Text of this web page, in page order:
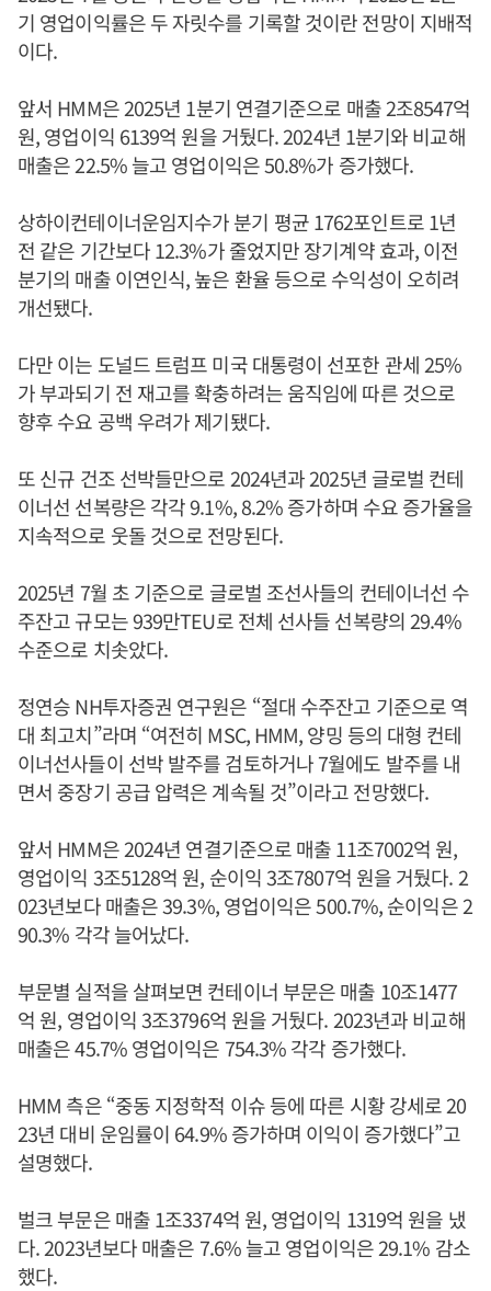
기 영업이익률은 두 자릿수를 기록할 것이란 전망이 지배적
이다.
앞서 HMM은 2025년 1분기 연결기준으로 매출 2조8547억
원, 영업이익 6139억 원을 거뒀다. 2024년 1분기와 비교해
매출은 22.5% 늘고 영업이익은 50.8%가 증가했다.
상하이컨테이너운임지수가 분기 평균 1762포인트로 1년
전 같은 기간보다 12.3%가 줄었지만 장기계약 효과, 이전
분기의 매출 이연인식, 높은 환율 등으로 수익성이 오히려
개선됐다.
다만 이는 도널드 트럼프 미국 대통령이 선포한 관세 25%
가 부과되기 전 재고를 확충하려는 움직임에 따른 것으로
향후 수요 공백 우려가 제기됐다.
또 신규 건조 선박들만으로 2024년과 2025년 글로벌 컨테
이너선 선복량은 각각 9.1%, 8.2% 증가하며 수요 증가율을
지속적으로 웃돌 것으로 전망된다.
2025년 7월 초 기준으로 글로벌 조선사들의 컨테이너선 수
주잔고 규모는 939만TEU로 전체 선사들 선복량의 29.4%
수준으로 치솟았다.
정연승 NH투자증권 연구원은 “절대 수주잔고 기준으로 역
대 최고치”라며 “여전히 MSC, HMM, 양밍 등의 대형 컨테
이너선사들이 선박 발주를 검토하거나 7월에도 발주를 내
면서 중장기 공급 압력은 계속될 것”이라고 전망했다.
앞서 HMM은 2024년 연결기준으로 매출 11조7002억 원,
영업이익 3조5128억 원, 순이익 3조7807억 원을 거뒀다. 2
023년보다 매출은 39.3%, 영업이익은 500.7%, 순이익은 2
90.3% 각각 늘어났다.
부문별 실적을 살펴보면 컨테이너 부문은 매출 10조1477
억 원, 영업이익 3조3796억 원을 거뒀다. 2023년과 비교해
매출은 45.7% 영업이익은 754.3% 각각 증가했다.
HMM 측은 “중동 지정학적 이슈 등에 따른 시황 강세로 20
23년 대비 운임률이 64.9% 증가하며 이익이 증가했다”고
설명했다.
벌크 부문은 매출 1조3374억 원, 영업이익 1319억 원을 냈
다. 2023년보다 매출은 7.6% 늘고 영업이익은 29.1% 감소
했다.